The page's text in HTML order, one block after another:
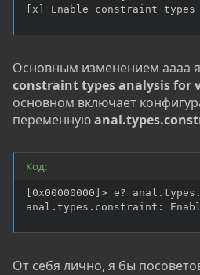
[x] Enable constraint
Основным изменением aaaa
constraint types analysis for
основном включает
переменную
Код:
[0x00000000]> e?
anal.types.constraint:
От себя лично, я бы